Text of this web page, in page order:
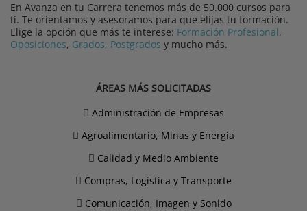
En Avanza en tu Carrera tenemos más de 50.000 cursos para
ti. Te orientamos y asesoramos para que elijas tu formación.
Elige la opción que más te interese: Formación Profesional,
Oposiciones, Grados, Postgrados y mucho más.
ÁREAS MÁS SOLICITADAS
Administración de Empresas
Agroalimentario, Minas y Energía
Calidad y Medio Ambiente
Compras, Logística y Transporte
Comunicación, Imagen y Sonido